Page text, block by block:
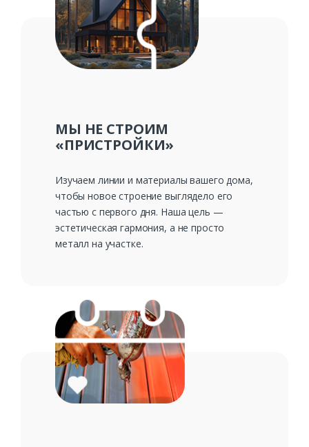
Ваш телефон*
МЫ НЕ СТРОИМ
«ПРИСТРОЙКИ»
Изучаем линии и материалы вашего дома,
чтобы новое строение выглядело его
частью с первого дня. Наша цель —
эстетическая гармония, а не просто
металл на участке.